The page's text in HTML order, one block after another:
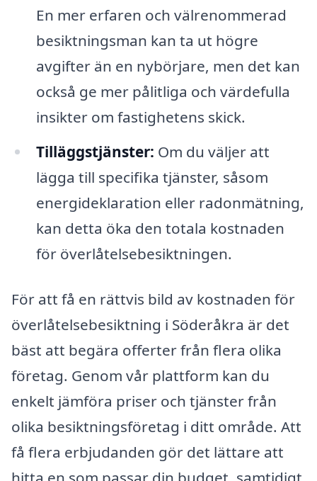
En mer erfaren och välrenommerad
besiktningsman kan ta ut högre
avgifter än en nybörjare, men det kan
också ge mer pålitliga och värdefulla
insikter om fastighetens skick.
Tilläggstjänster: Om du väljer att
lägga till specifika tjänster, såsom
energideklaration eller radonmätning,
kan detta öka den totala kostnaden
för överlåtelsebesiktningen.
För att få en rättvis bild av kostnaden för
överlåtelsebesiktning i Söderåkra är det
bäst att begära offerter från flera olika
företag. Genom vår plattform kan du
enkelt jämföra priser och tjänster från
olika besiktningsföretag i ditt område. Att
få flera erbjudanden gör det lättare att